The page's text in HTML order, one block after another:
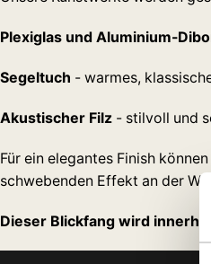
Plexiglas und Aluminium-
Segeltuch - warmes,
Akustischer Filz - stilvoll und
Für ein elegantes Finish
schwebenden Effekt an der
Dieser Blickfang wird